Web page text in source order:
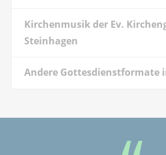
Kirchenmusik der Ev.
Steinhagen
Andere Gottesdienstformate